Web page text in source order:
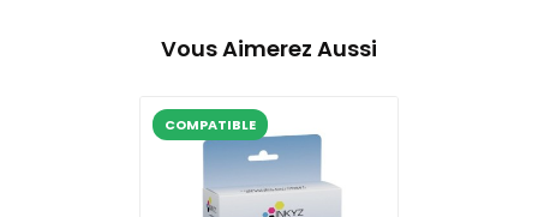
Vous Aimerez Aussi
COMPATIBLE